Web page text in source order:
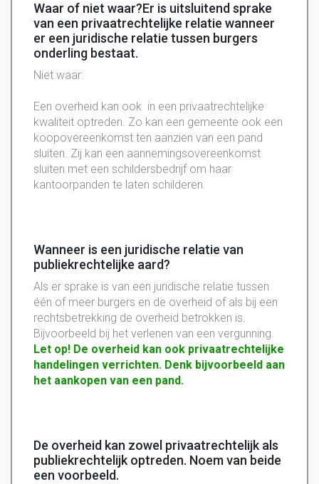
Waar of niet waar?Er is uitsluitend sprake
van een privaatrechtelijke relatie wanneer
er een juridische relatie tussen burgers
onderling bestaat.
Niet waar:
Een overheid kan ook in een privaatrechtelijke
kwaliteit optreden. Zo kan een gemeente ook een
koopovereenkomst ten aanzien van een pand
sluiten. Zij kan een aannemingsovereenkomst
sluiten met een schildersbedrijf om haar
kantoorpanden te laten schilderen.
Wanneer is een juridische relatie van
publiekrechtelijke aard?
Als er sprake is van een juridische relatie tussen
één of meer burgers en de overheid of als bij een
rechtsbetrekking de overheid betrokken is.
Bijvoorbeeld bij het verlenen van een vergunning.
Let op! De overheid kan ook privaatrechtelijke
handelingen verrichten. Denk bijvoorbeeld aan
het aankopen van een pand.
De overheid kan zowel privaatrechtelijk als
publiekrechtelijk optreden. Noem van beide
een voorbeeld.